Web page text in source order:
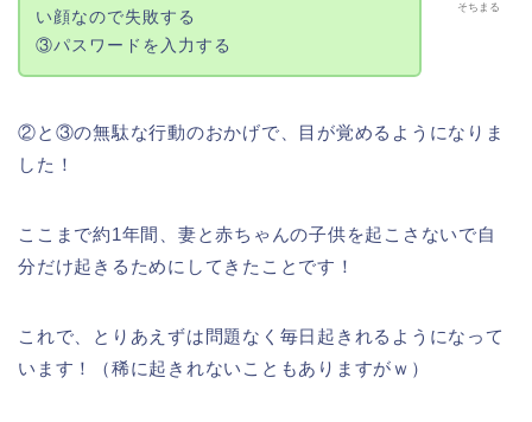
そちまる
い顔なので失敗する
③パスワードを入力する
②と③の無駄な行動のおかげで、目が覚めるようになりま
した！
ここまで約1年間、妻と赤ちゃんの子供を起こさないで自
分だけ起きるためにしてきたことです！
これで、とりあえずは問題なく毎日起きれるようになって
います！（稀に起きれないこともありますがｗ）